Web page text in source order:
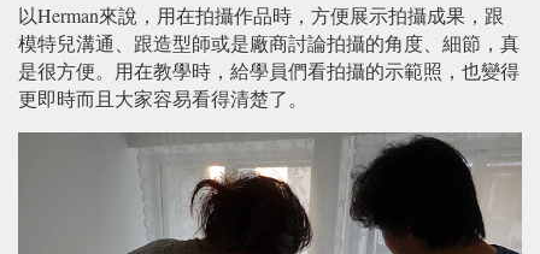
以Herman來說，用在拍攝作品時，方便展示拍攝成果，跟
模特兒溝通、跟造型師或是廠商討論拍攝的角度、細節，真
是很方便。用在教學時，給學員們看拍攝的示範照，也變得
更即時而且大家容易看得清楚了。